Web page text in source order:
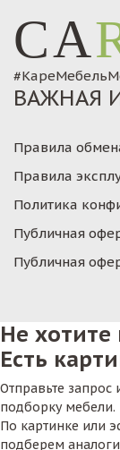
CA
ВАЖНАЯ
Правила
Правила
Политика
Публичная
Публичная
Не хотите
Есть
Отправьте
подборку мебели.
По картинке или
подберем аналоги